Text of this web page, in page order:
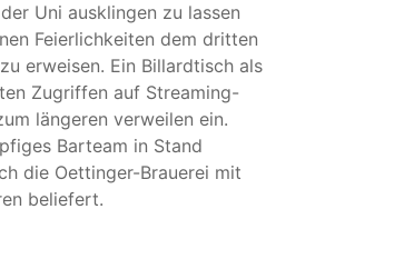
Uni ausklingen zu lassen
Feierlichkeiten dem dritten
erweisen. Ein Billardtisch als
Zugriffen auf Streaming-
längeren verweilen ein.
Barteam in Stand
die Oettinger-Brauerei mit
beliefert.